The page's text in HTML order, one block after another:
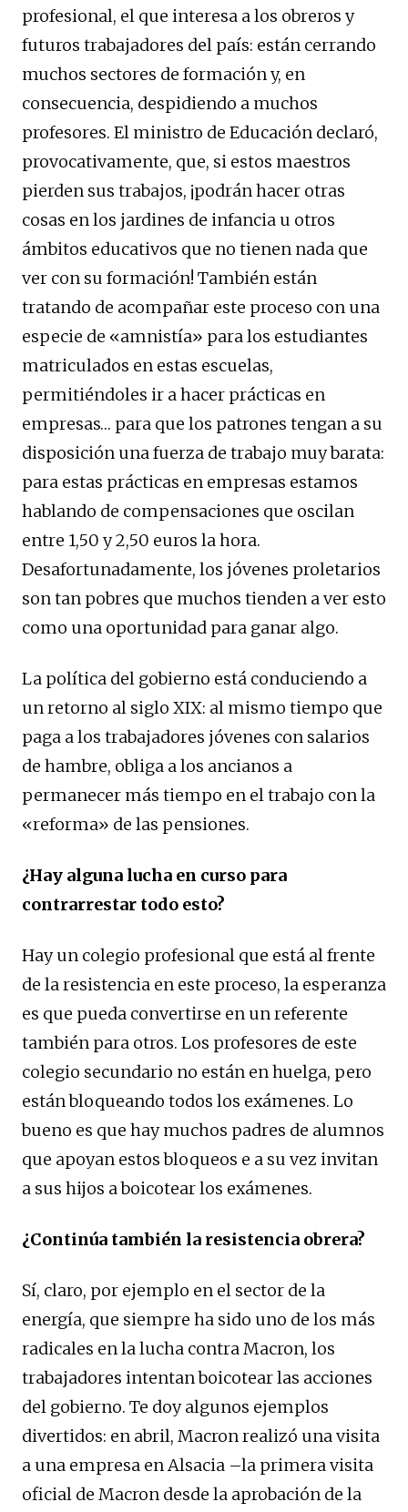
profesional, el que interesa a los obreros y
futuros trabajadores del país: están cerrando
muchos sectores de formación y, en
consecuencia, despidiendo a muchos
profesores. El ministro de Educación declaró,
provocativamente, que, si estos maestros
pierden sus trabajos, ¡podrán hacer otras
cosas en los jardines de infancia u otros
ámbitos educativos que no tienen nada que
ver con su formación! También están
tratando de acompañar este proceso con una
especie de «amnistía» para los estudiantes
matriculados en estas escuelas,
permitiéndoles ir a hacer prácticas en
empresas… para que los patrones tengan a su
disposición una fuerza de trabajo muy barata:
para estas prácticas en empresas estamos
hablando de compensaciones que oscilan
entre 1,50 y 2,50 euros la hora.
Desafortunadamente, los jóvenes proletarios
son tan pobres que muchos tienden a ver esto
como una oportunidad para ganar algo.
La política del gobierno está conduciendo a
un retorno al siglo XIX: al mismo tiempo que
paga a los trabajadores jóvenes con salarios
de hambre, obliga a los ancianos a
permanecer más tiempo en el trabajo con la
«reforma» de las pensiones.
¿Hay alguna lucha en curso para
contrarrestar todo esto?
Hay un colegio profesional que está al frente
de la resistencia en este proceso, la esperanza
es que pueda convertirse en un referente
también para otros. Los profesores de este
colegio secundario no están en huelga, pero
están bloqueando todos los exámenes. Lo
bueno es que hay muchos padres de alumnos
que apoyan estos bloqueos e a su vez invitan
a sus hijos a boicotear los exámenes.
¿Continúa también la resistencia obrera?
Sí, claro, por ejemplo en el sector de la
energía, que siempre ha sido uno de los más
radicales en la lucha contra Macron, los
trabajadores intentan boicotear las acciones
del gobierno. Te doy algunos ejemplos
divertidos: en abril, Macron realizó una visita
a una empresa en Alsacia –la primera visita
oficial de Macron desde la aprobación de la